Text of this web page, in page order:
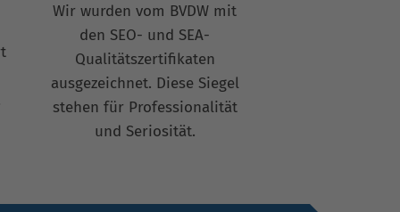
Wir wurden vom BVDW mit
den SEO- und SEA-
Qualitätszertifikaten
ausgezeichnet. Diese Siegel
stehen für Professionalität
und Seriosität.